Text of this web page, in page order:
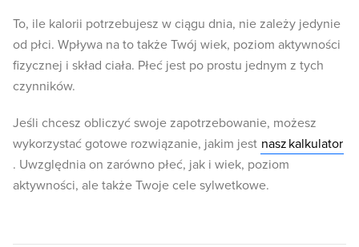
To, ile kalorii potrzebujesz w ciągu dnia, nie zależy jedynie
od płci. Wpływa na to także Twój wiek, poziom aktywności
fizycznej i skład ciała. Płeć jest po prostu jednym z tych
czynników.
Jeśli chcesz obliczyć swoje zapotrzebowanie, możesz
wykorzystać gotowe rozwiązanie, jakim jest nasz kalkulator
. Uwzględnia on zarówno płeć, jak i wiek, poziom
aktywności, ale także Twoje cele sylwetkowe.